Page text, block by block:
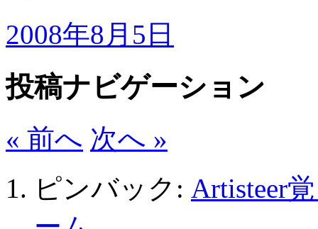
2008年8月5日
投稿ナビゲーション
« 前へ 次へ »
ピンバック: Artisteer